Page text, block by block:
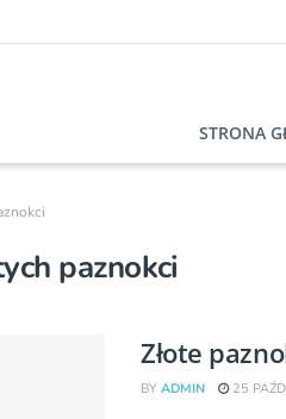
STRONA
paznokci
Złote
BY ADMIN 25